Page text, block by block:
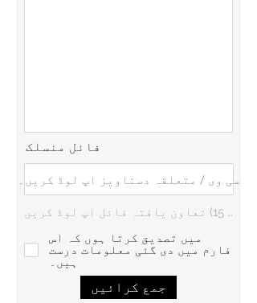
فائل منسلک
سی وی / متعلقہ دستاویز اپ لوڈ کریں۔
تعاون یافتہ فائل اپ لوڈ کریں (زیادہ سے زیادہ 15MB)
میں تصدیق کرتا ہوں کہ اس
فارم میں دی گئی معلومات درست
ہیں۔
جمع کرائیں